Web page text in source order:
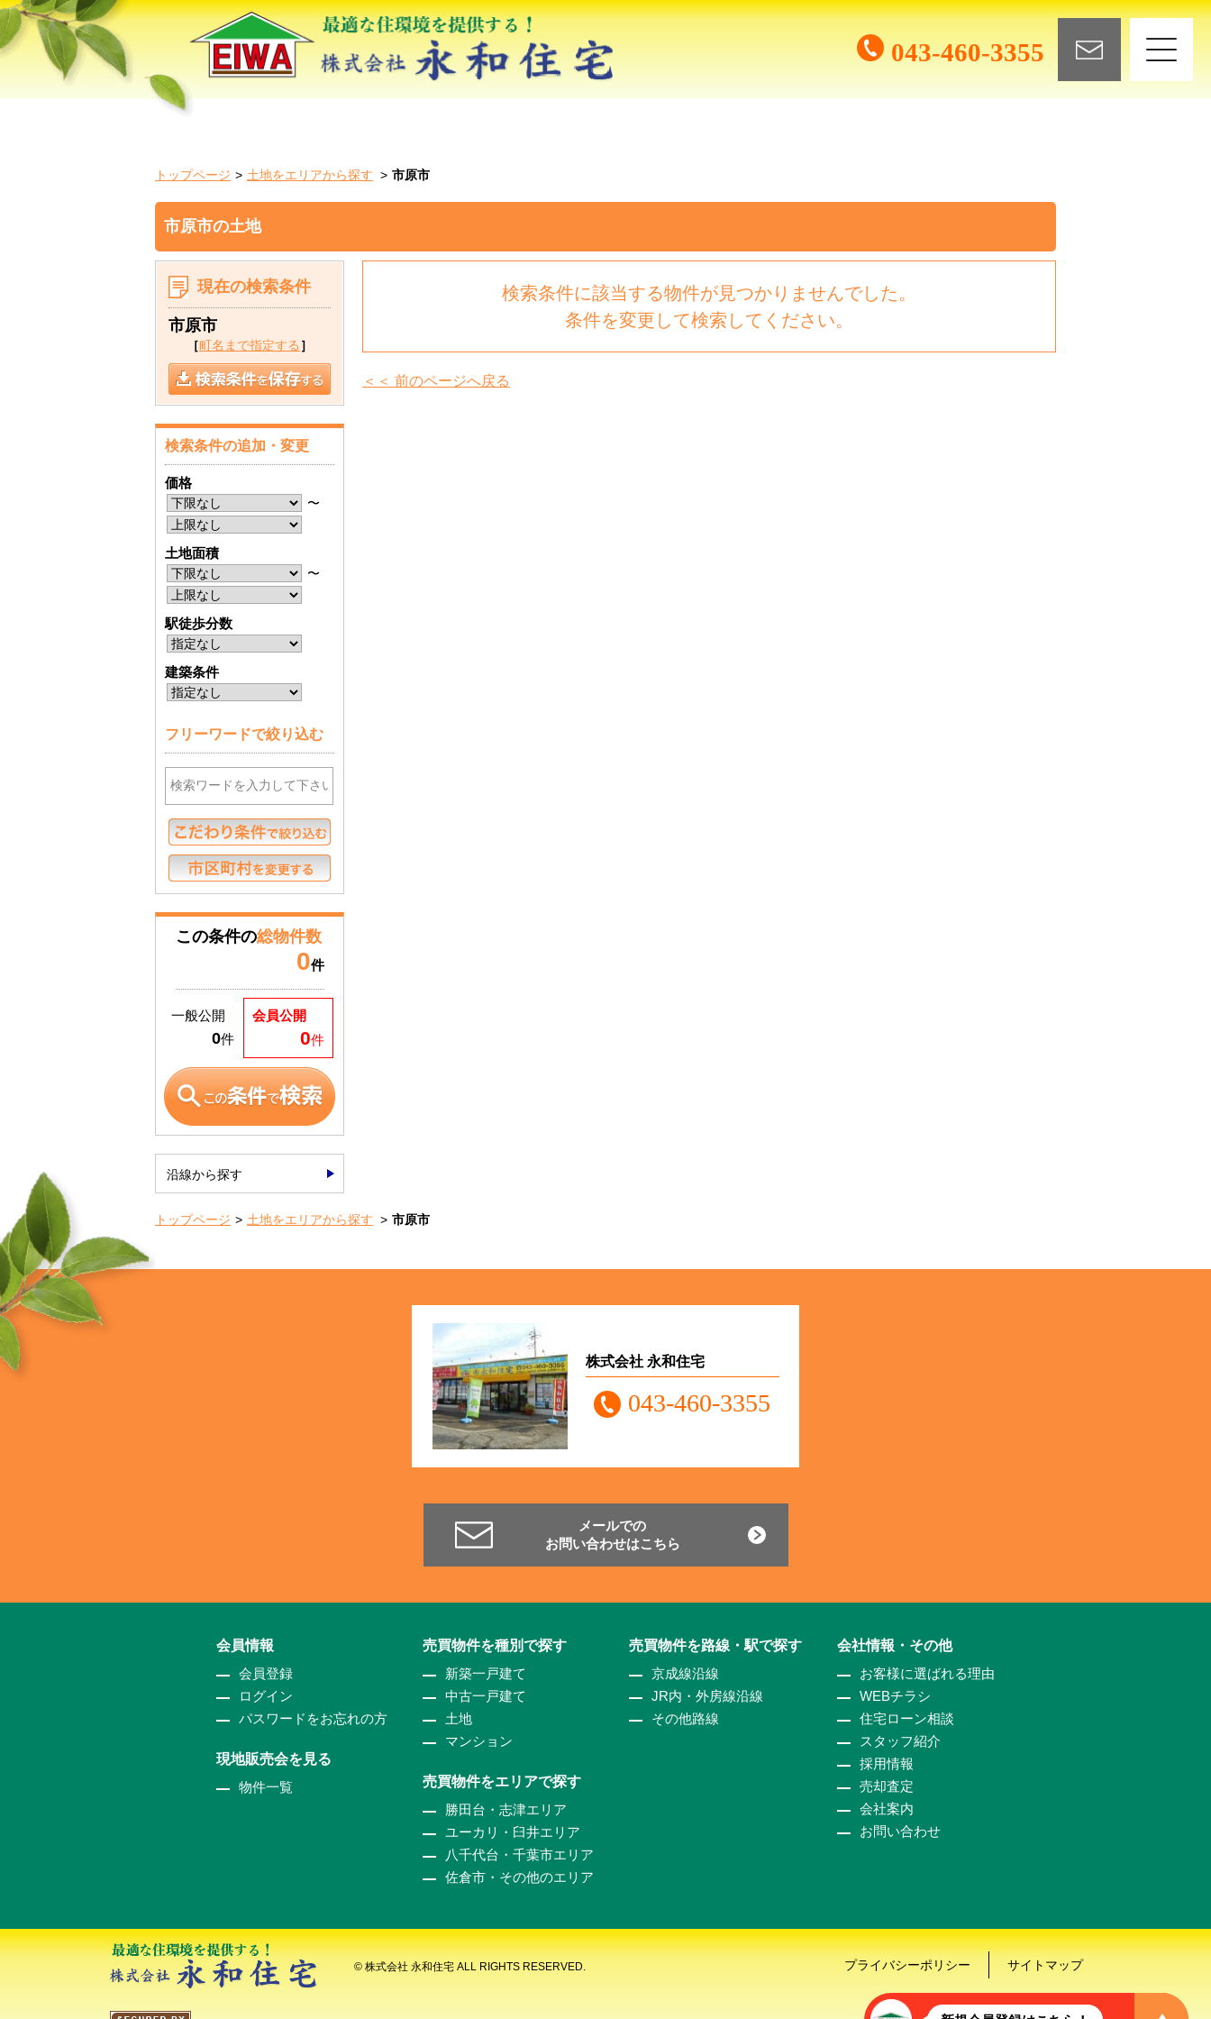
043-460-3355
トップページ 土地をエリアから探す 市原市
市原市の土地
検索条件に該当する物件が見つかりませんでした。
条件を変更して検索してください。
＜＜ 前のページへ戻る
現在の検索条件
市原市
［町名まで指定する ］
検索条件の追加・変更
価格
〜
土地面積
〜
駅徒歩分数
建築条件
フリーワードで絞り込む
この条件の総物件数
0件
会員公開
0件
一般公開
0件
沿線から探す
トップページ 土地をエリアから探す 市原市
株式会社 永和住宅
043-460-3355
メールでの
お問い合わせはこちら
会員情報
会員登録
ログイン
パスワードをお忘れの方
現地販売会を見る
物件一覧
売買物件を種別で探す
新築一戸建て
中古一戸建て
土地
マンション
売買物件をエリアで探す
勝田台・志津エリア
ユーカリ・臼井エリア
八千代台・千葉市エリア
佐倉市・その他のエリア
売買物件を路線・駅で探す
京成線沿線
JR内・外房線沿線
その他路線
会社情報・その他
お客様に選ばれる理由
WEBチラシ
住宅ローン相談
スタッフ紹介
採用情報
売却査定
会社案内
お問い合わせ
プライバシーポリシー サイトマップ
© 株式会社 永和住宅 ALL RIGHTS RESERVED.